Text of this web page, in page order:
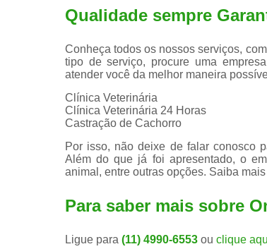
Qualidade sempre
Conheça todos os nossos serviços,
tipo de serviço, procure uma
atender você da melhor maneira
Clínica Veterinária
Clínica Veterinária 24 Horas
Castração de Cachorro
Por isso, não deixe de falar conosco
Além do que já foi apresentado, o
animal, entre outras opções. Saiba
Para saber mais sobre
Ligue para (11) 4990-6553 ou clique